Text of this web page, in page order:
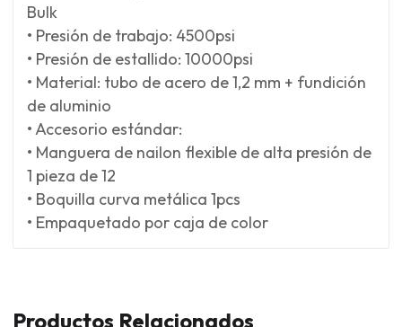
Bulk
• Presión de trabajo: 4500psi
• Presión de estallido: 10000psi
• Material: tubo de acero de 1,2 mm + fundición
de aluminio
• Accesorio estándar:
• Manguera de nailon flexible de alta presión de
1 pieza de 12
• Boquilla curva metálica 1pcs
• Empaquetado por caja de color
Productos Relacionados